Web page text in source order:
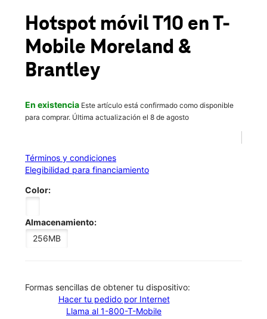
location_on
144 Moreland Ave NE Suite C Atlanta, GA 30307
Hotspot móvil T10 en T-
Mobile Moreland &
Brantley
En existencia Este artículo está confirmado como disponible
para comprar. Última actualización el 8 de agosto
Términos y condiciones
Elegibilidad para financiamiento
Color:
Almacenamiento:
256MB
​​​​​​​Formas sencillas de obtener tu dispositivo:
Hacer tu pedido por Internet
Llama al 1-800-T-Mobile